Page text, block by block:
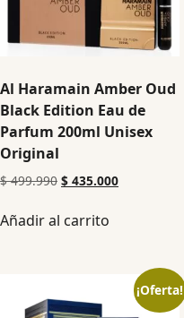
Al Haramain Amber Oud
Black Edition Eau de
Parfum 200ml Unisex
Original
$499.990 $ 435.000
Añadir al carrito
¡Oferta!